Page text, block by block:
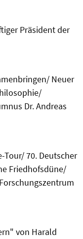
Präsident der
Neuer
Dr. Andreas
Tour/ 70. Deutscher
Friedhofsdüne/
von Harald